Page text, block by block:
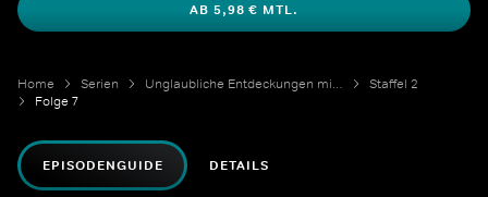
AB 5,98 € MTL.
Home Serien Unglaubliche Entdeckungen mit Danny Trejo
Staffel 2
Folge 7
EPISODENGUIDE DETAILS